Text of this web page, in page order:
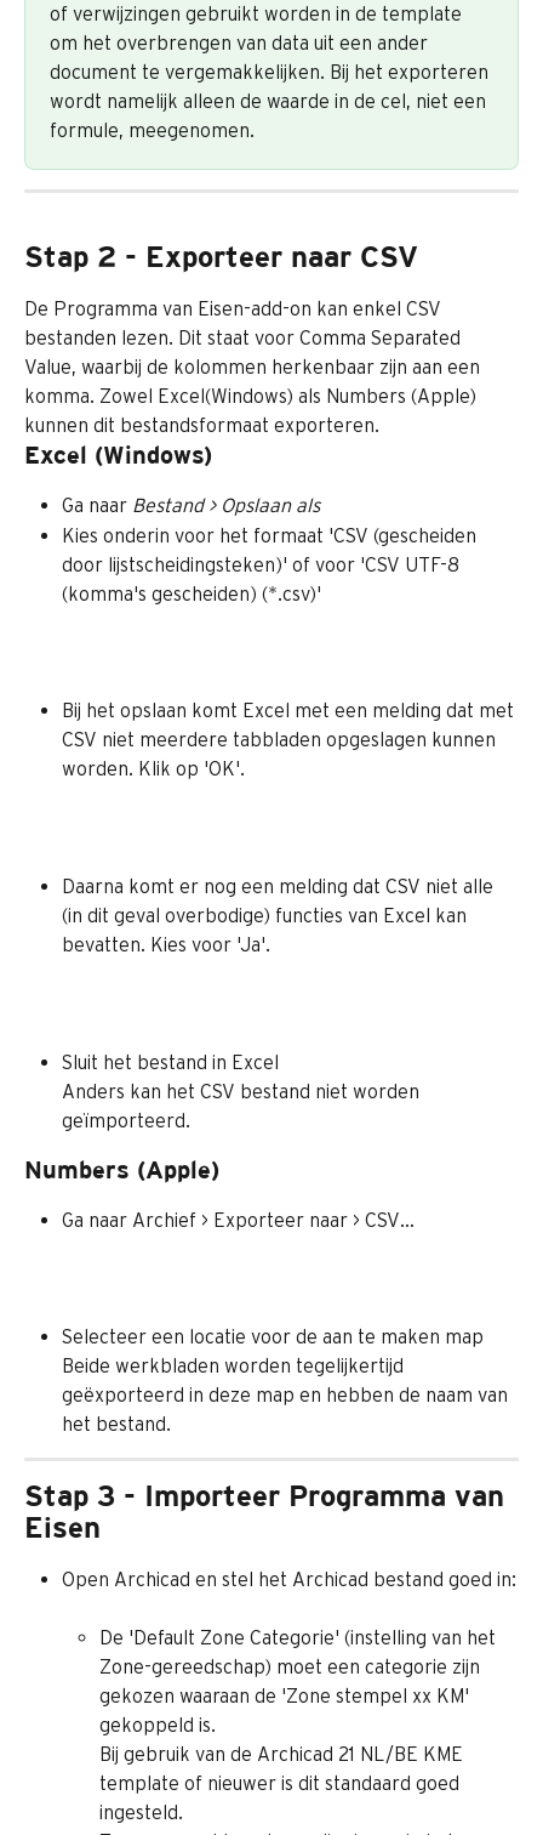
of verwijzingen gebruikt worden in de template
om het overbrengen van data uit een ander
document te vergemakkelijken. Bij het exporteren
wordt namelijk alleen de waarde in de cel, niet een
formule, meegenomen.
Stap 2 - Exporteer naar CSV
De Programma van Eisen-add-on kan enkel CSV
bestanden lezen. Dit staat voor Comma Separated
Value, waarbij de kolommen herkenbaar zijn aan een
komma. Zowel Excel(Windows) als Numbers (Apple)
kunnen dit bestandsformaat exporteren.
Excel (Windows)
Ga naar Bestand > Opslaan als
Kies onderin voor het formaat 'CSV (gescheiden
door lijstscheidingsteken)' of voor 'CSV UTF-8
(komma's gescheiden) (*.csv)'
Bij het opslaan komt Excel met een melding dat met
CSV niet meerdere tabbladen opgeslagen kunnen
worden. Klik op 'OK'.
Daarna komt er nog een melding dat CSV niet alle
(in dit geval overbodige) functies van Excel kan
bevatten. Kies voor 'Ja'.
Sluit het bestand in Excel
Anders kan het CSV bestand niet worden
geïmporteerd.
Numbers (Apple)
Ga naar Archief > Exporteer naar > CSV…
Selecteer een locatie voor de aan te maken map
Beide werkbladen worden tegelijkertijd
geëxporteerd in deze map en hebben de naam van
het bestand.
Stap 3 - Importeer Programma van
Eisen
Open Archicad en stel het Archicad bestand goed in:
De 'Default Zone Categorie' (instelling van het
Zone-gereedschap) moet een categorie zijn
gekozen waaraan de 'Zone stempel xx KM'
gekoppeld is.
Bij gebruik van de Archicad 21 NL/BE KME
template of nieuwer is dit standaard goed
ingesteld.